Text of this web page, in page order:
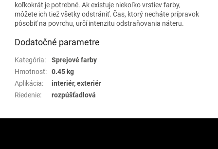
koľkokrát je potrebné. Ak existuje niekoľko vrstiev farby,
môžete ich tiež všetky odstrániť. Čas, ktorý necháte prípravok
pôsobiť na povrchu, určí intenzitu odstraňovania náteru.
Dodatočné parametre
Kategória:
Sprejové farby
Hmotnosť:
0.45 kg
Aplikácia:
interiér, exteriér
Riedenie: rozpúšťadlová